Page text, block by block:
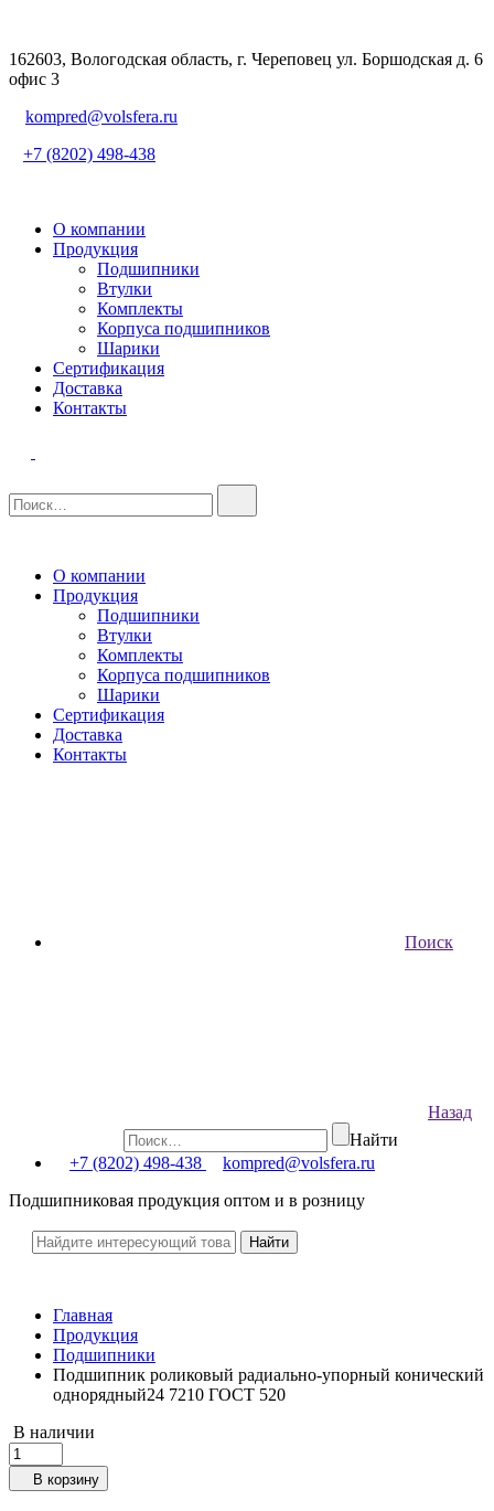
162603, Вологодская область, г. Череповец ул. Боршодская д. 6
офис 3
kompred@volsfera.ru
+7 (8202) 498-438
О компании
Продукция
Подшипники
Втулки
Комплекты
Корпуса подшипников
Шарики
Сертификация
Доставка
Контакты
О компании
Продукция
Подшипники
Втулки
Комплекты
Корпуса подшипников
Шарики
Сертификация
Доставка
Контакты
Поиск
Назад
Найти
+7 (8202) 498-438
kompred@volsfera.ru
Подшипниковая продукция оптом и в розницу
Главная
Продукция
Подшипники
Подшипник роликовый радиально-упорный конический
однорядный24 7210 ГОСТ 520
В наличии
В корзину